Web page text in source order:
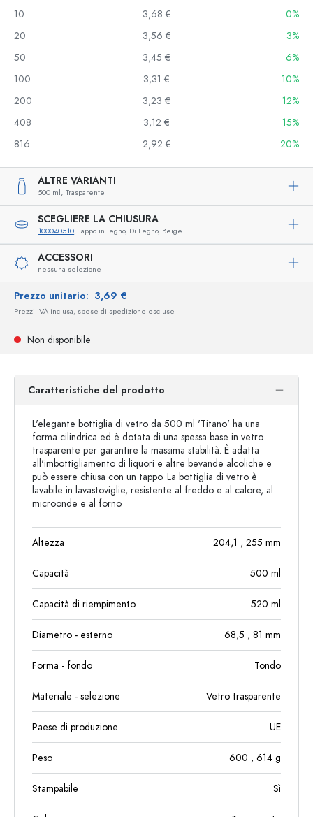
10
3,68 €
0%
20
3,56 €
3%
50
3,45 €
6%
100
3,31 €
10%
200
3,23 €
12%
408
3,12 €
15%
816
2,92 € 20%
ALTRE VARIANTI
500 ml, Trasparente
SCEGLIERE LA CHIUSURA
100040510, Tappo in legno, Di Legno, Beige
ACCESSORI
nessuna selezione
Prezzo unitario: 3,69 €
Prezzi IVA inclusa, spese di spedizione escluse
Non disponibile
Caratteristiche del prodotto
L'elegante bottiglia di vetro da 500 ml 'Titano' ha una
forma cilindrica ed è dotata di una spessa base in vetro
trasparente per garantire la massima stabilità. È adatta
all'imbottigliamento di liquori e altre bevande alcoliche e
può essere chiusa con un tappo. La bottiglia di vetro è
lavabile in lavastoviglie, resistente al freddo e al calore, al
microonde e al forno.
Altezza 204,1 , 255 mm
Capacità 500 ml
Capacità di riempimento 520 ml
Diametro - esterno 68,5 , 81 mm
Forma - fondo Tondo
Materiale - selezione Vetro trasparente
Paese di produzione UE
Peso 600 , 614 g
Stampabile Sì